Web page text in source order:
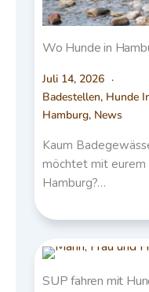
Wo Hunde in
Juli 14, 2026
Badestellen, Hunde
Hamburg, News
Kaum
möchtet mit eurem
Hamburg?…
SUP fahren mit